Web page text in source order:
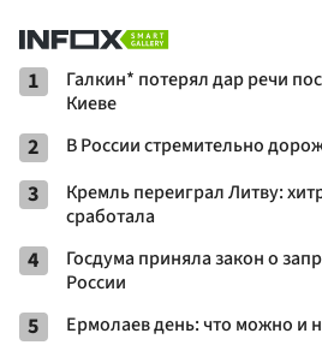
1
Галкин* потерял дар речи
Киеве
2 В России стремительно
3
Кремль переиграл Литву:
сработала
4
Госдума приняла закон о
России
5 Ермолаев день: что можно и